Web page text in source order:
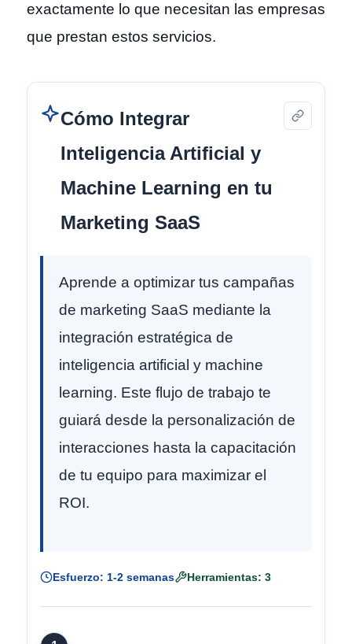
exactamente lo que necesitan las empresas
que prestan estos servicios.
Cómo Integrar
Inteligencia Artificial y
Machine Learning en tu
Marketing SaaS
Aprende a optimizar tus campañas
de marketing SaaS mediante la
integración estratégica de
inteligencia artificial y machine
learning. Este flujo de trabajo te
guiará desde la personalización de
interacciones hasta la capacitación
de tu equipo para maximizar el
ROI.
Esfuerzo: 1-2 semanas Herramientas: 3